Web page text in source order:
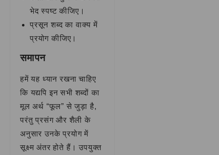
भेद स्पष्ट कीजिए।
प्रसून शब्द का वाक्य में
प्रयोग कीजिए।
समापन
हमें यह ध्यान रखना चाहिए
कि यद्यपि इन सभी शब्दों का
मूल अर्थ “फूल” से जुड़ा है,
परंतु प्रसंग और शैली के
अनुसार उनके प्रयोग में
सूक्ष्म अंतर होते हैं। उपयुक्त